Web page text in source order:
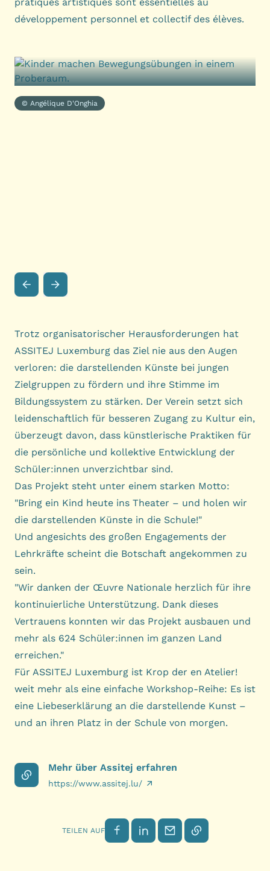
développement personnel et collectif des élèves.
© Angélique D'Onghia
Trotz organisatorischer Herausforderungen hat
ASSITEJ Luxemburg das Ziel nie aus den Augen
verloren: die darstellenden Künste bei jungen
Zielgruppen zu fördern und ihre Stimme im
Bildungssystem zu stärken. Der Verein setzt sich
leidenschaftlich für besseren Zugang zu Kultur ein,
überzeugt davon, dass künstlerische Praktiken für
die persönliche und kollektive Entwicklung der
Schüler:innen unverzichtbar sind.
Das Projekt steht unter einem starken Motto:
"Bring ein Kind heute ins Theater – und holen wir
die darstellenden Künste in die Schule!"
Und angesichts des großen Engagements der
Lehrkräfte scheint die Botschaft angekommen zu
sein.
"Wir danken der Œuvre Nationale herzlich für ihre
kontinuierliche Unterstützung. Dank dieses
Vertrauens konnten wir das Projekt ausbauen und
mehr als 624 Schüler:innen im ganzen Land
erreichen."
Für ASSITEJ Luxemburg ist Krop der en Atelier!
weit mehr als eine einfache Workshop-Reihe: Es ist
eine Liebeserklärung an die darstellende Kunst –
und an ihren Platz in der Schule von morgen.
Mehr über Assitej erfahren
https://www.assitej.lu/
TEILEN AUF Auf Facebook teilen
Auf LinkedIn teilen
Per E-Mail senden
Link kopieren